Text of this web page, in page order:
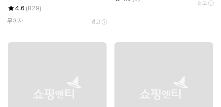
4.6 (829)
무이자
광고
광고